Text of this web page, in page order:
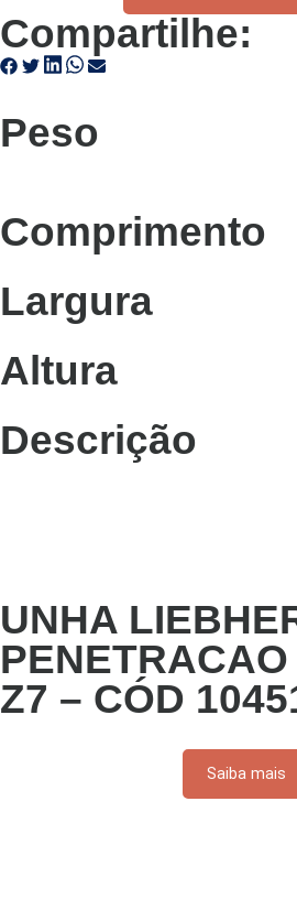
Compartilhe:
Peso
Comprimento
Largura
Altura
Descrição
UNHA
Z7 – CÓD
Saiba mais